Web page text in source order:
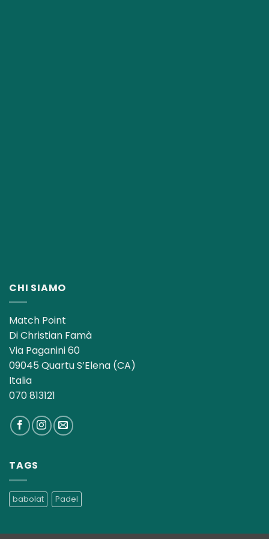
CHI SIAMO
Match Point
Di Christian Famà
Via Paganini 60
09045 Quartu S’Elena (CA)
Italia
070 813121
TAGS
babolat Padel